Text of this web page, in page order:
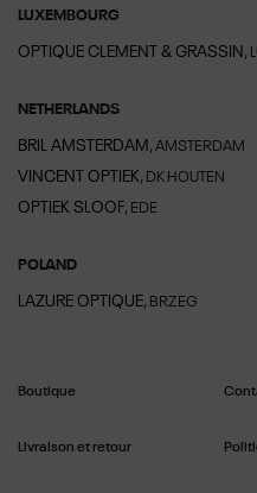
LUXEMBOURG
OPTIQUE CLEMENT & GRASSIN ,
NETHERLANDS
BRIL AMSTERDAM , AMSTERDAM
VINCENT OPTIEK, DK HOUTEN
OPTIEK SLOOF, EDE
POLAND
LAZURE OPTIQUE, BRZEG
Boutique
Livraison et retour